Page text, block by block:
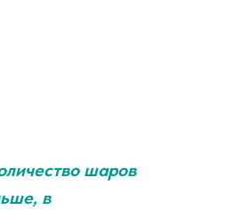
шаров
в